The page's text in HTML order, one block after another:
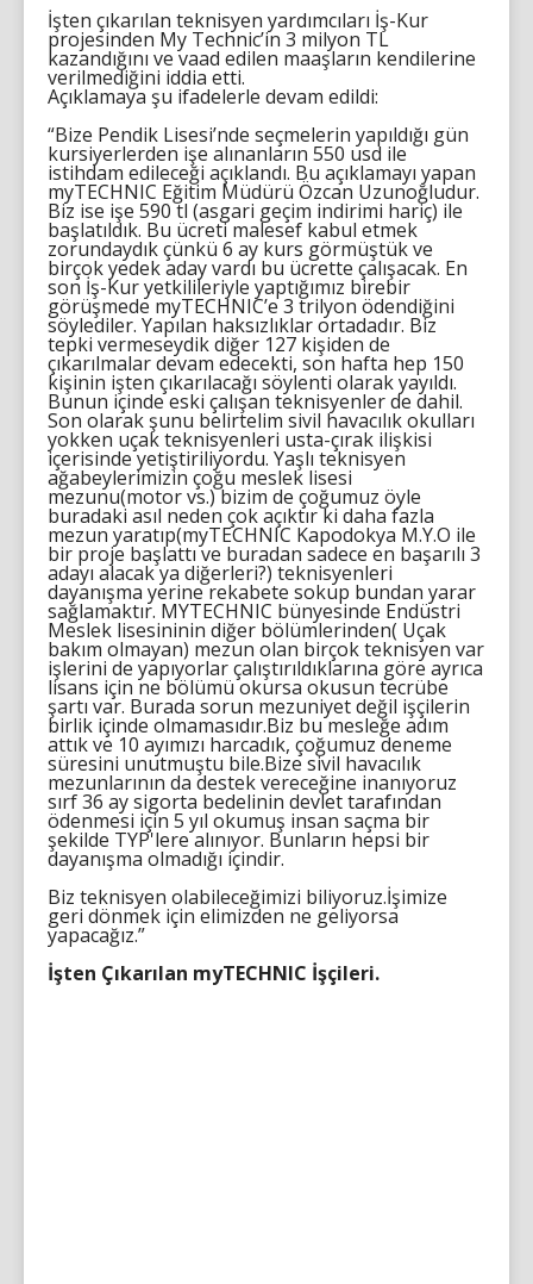
İşten çıkarılan teknisyen yardımcıları İş-Kur
projesinden My Technic’in 3 milyon TL
kazandığını ve vaad edilen maaşların kendilerine
verilmediğini iddia etti.
Açıklamaya şu ifadelerle devam edildi:
“Bize Pendik Lisesi’nde seçmelerin yapıldığı gün
kursiyerlerden işe alınanların 550 usd ile
istihdam edileceği açıklandı. Bu açıklamayı yapan
myTECHNIC Eğitim Müdürü Özcan Uzunoğludur.
Biz ise işe 590 tl (asgari geçim indirimi hariç) ile
başlatıldık. Bu ücreti malesef kabul etmek
zorundaydık çünkü 6 ay kurs görmüştük ve
birçok yedek aday vardı bu ücrette çalışacak. En
son İş-Kur yetkilileriyle yaptığımız birebir
görüşmede myTECHNIC’e 3 trilyon ödendiğini
söylediler. Yapılan haksızlıklar ortadadır. Biz
tepki vermeseydik diğer 127 kişiden de
çıkarılmalar devam edecekti, son hafta hep 150
kişinin işten çıkarılacağı söylenti olarak yayıldı.
Bunun içinde eski çalışan teknisyenler de dahil.
Son olarak şunu belirtelim sivil havacılık okulları
yokken uçak teknisyenleri usta-çırak ilişkisi
içerisinde yetiştiriliyordu. Yaşlı teknisyen
ağabeylerimizin çoğu meslek lisesi
mezunu(motor vs.) bizim de çoğumuz öyle
buradaki asıl neden çok açıktır ki daha fazla
mezun yaratıp(myTECHNIC Kapodokya M.Y.O ile
bir proje başlattı ve buradan sadece en başarılı 3
adayı alacak ya diğerleri?) teknisyenleri
dayanışma yerine rekabete sokup bundan yarar
sağlamaktır. MYTECHNIC bünyesinde Endüstri
Meslek lisesininin diğer bölümlerinden( Uçak
bakım olmayan) mezun olan birçok teknisyen var
işlerini de yapıyorlar çalıştırıldıklarına göre ayrıca
lisans için ne bölümü okursa okusun tecrübe
şartı var. Burada sorun mezuniyet değil işçilerin
birlik içinde olmamasıdır.Biz bu mesleğe adım
attık ve 10 ayımızı harcadık, çoğumuz deneme
süresini unutmuştu bile.Bize sivil havacılık
mezunlarının da destek vereceğine inanıyoruz
sırf 36 ay sigorta bedelinin devlet tarafından
ödenmesi için 5 yıl okumuş insan saçma bir
şekilde TYP'lere alınıyor. Bunların hepsi bir
dayanışma olmadığı içindir.
Biz teknisyen olabileceğimizi biliyoruz.İşimize
geri dönmek için elimizden ne geliyorsa
yapacağız.”
İşten Çıkarılan myTECHNIC İşçileri.